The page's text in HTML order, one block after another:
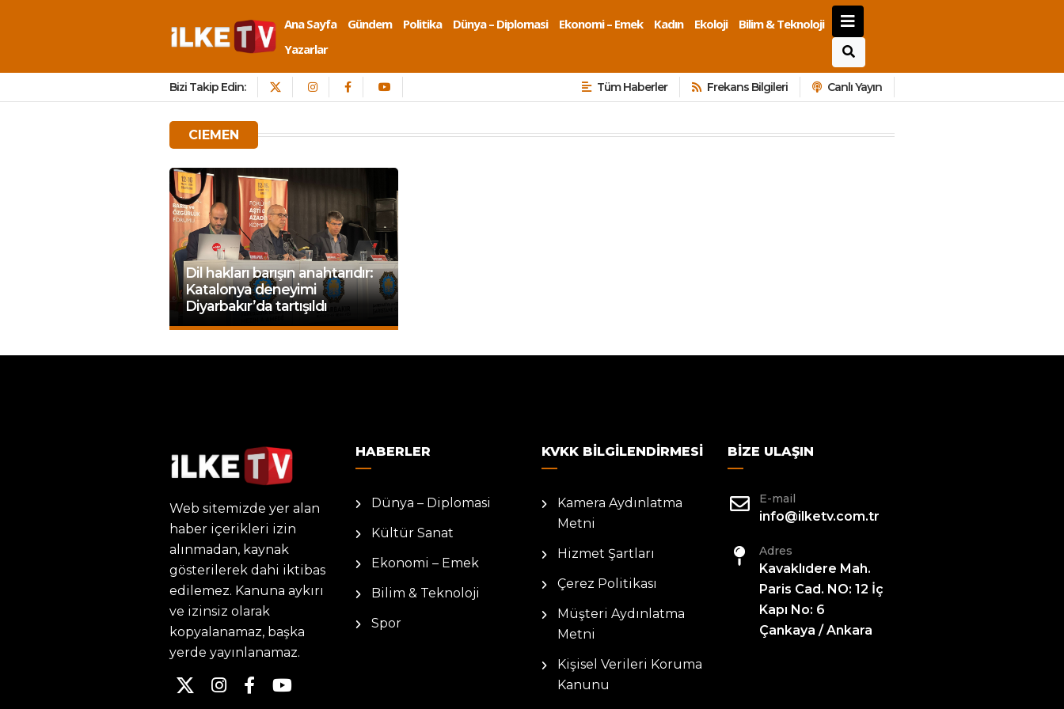
Ana Sayfa Gündem Politika Dünya – Diplomasi Ekonomi – Emek Kadın Ekoloji
Bilim & Teknoloji
Yazarlar
Bizi Takip Edin: Tüm Haberler Frekans Bilgileri Canlı Yayın
CIEMEN
Dil hakları barışın anahtarıdır:
Katalonya deneyimi
Diyarbakır’da tartışıldı
Web sitemizde yer alan
haber içerikleri izin
alınmadan, kaynak
gösterilerek dahi iktibas
edilemez. Kanuna aykırı
ve izinsiz olarak
kopyalanamaz, başka
yerde yayınlanamaz.
HABERLER
Dünya – Diplomasi
Kültür Sanat
Ekonomi – Emek
Bilim & Teknoloji
Spor
KVKK BILGILENDIRMESI
Kamera Aydınlatma
Metni
Hizmet Şartları
Çerez Politikası
Müşteri Aydınlatma
Metni
Kişisel Verileri Koruma
Kanunu
BIZE ULAŞIN
E-mail
info@ilketv.com.tr
Adres
Kavaklıdere Mah.
Paris Cad. NO: 12 İç
Kapı No: 6
Çankaya / Ankara